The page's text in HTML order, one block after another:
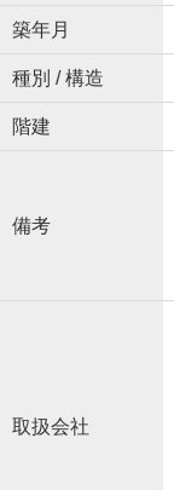
築年月
種別 / 構造
階建
備考
取扱会社